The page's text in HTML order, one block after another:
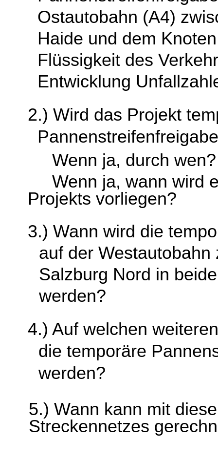
Ostautobahn (A4)
Haide und dem
Flüssigkeit des
Entwicklung
2.) Wird das Projekt
Wenn ja, durch wen?
Wenn ja, wann wird
Projekts vorliegen?
3.) Wann wird die
auf der
Salzburg Nord in
werden?
4.) Auf welchen
die temporäre
werden?
5.) Wann kann mit
Streckennetzes